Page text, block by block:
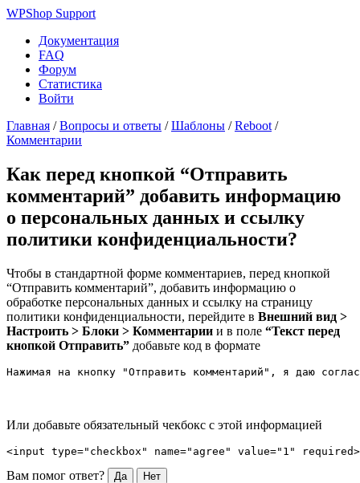
WPShop Support
Документация
FAQ
Форум
Статистика
Войти
Главная / Вопросы и ответы / Шаблоны / Reboot /
Комментарии
Как перед кнопкой “Отправить
комментарий” добавить информацию
о персональных данных и ссылку
политики конфиденциальности?
Чтобы в стандартной форме комментариев, перед кнопкой
“Отправить комментарий”, добавить информацию о
обработке персональных данных и ссылку на страницу
политики конфиденциальности, перейдите в Внешний вид >
Настроить > Блоки > Комментарии и в поле “Текст перед
кнопкой Отправить” добавьте код в формате
Нажимая на кнопку "Отправить комментарий", я даю
Или добавьте обязательный чекбокс с этой информацией
<input type="checkbox" name="agree" value="1" required>
Вам помог ответ? Да Нет